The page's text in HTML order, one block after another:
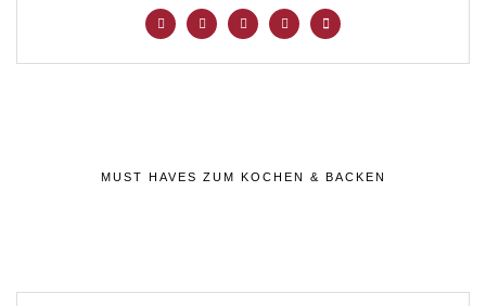
MUST HAVES ZUM KOCHEN & BACKEN